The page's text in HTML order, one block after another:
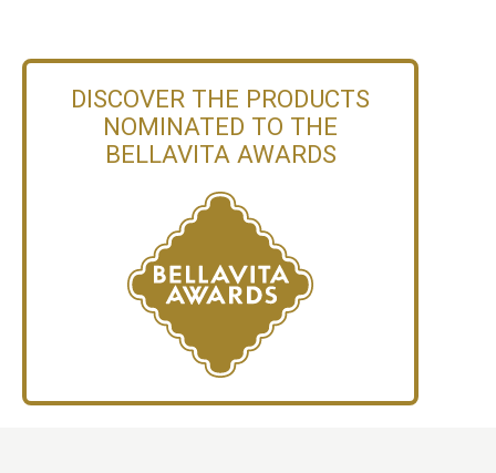
DISCOVER THE PRODUCTS
NOMINATED TO THE
BELLAVITA AWARDS